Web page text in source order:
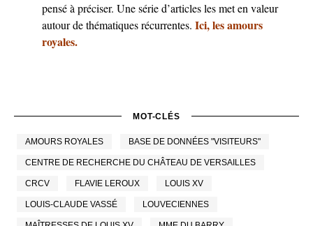
pensé à préciser. Une série d’articles les met en valeur
autour de thématiques récurrentes. Ici, les amours
royales.
MOT-CLÉS
AMOURS ROYALES BASE DE DONNÉES "VISITEURS"
CENTRE DE RECHERCHE DU CHÂTEAU DE VERSAILLES
CRCV FLAVIE LEROUX LOUIS XV
LOUIS-CLAUDE VASSÉ LOUVECIENNES